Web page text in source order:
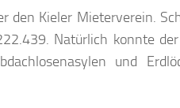
Kieler Mieterverein.
Natürlich konnte
und